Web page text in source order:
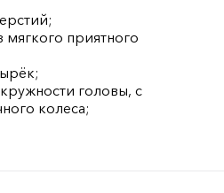
приятного
головы, с
колеса;